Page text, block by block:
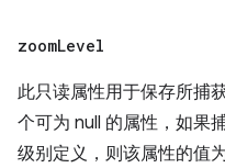
zoomLevel
此只读属性用于保存所捕
个可为 null 的属性，如果
级别定义，则该属性的值